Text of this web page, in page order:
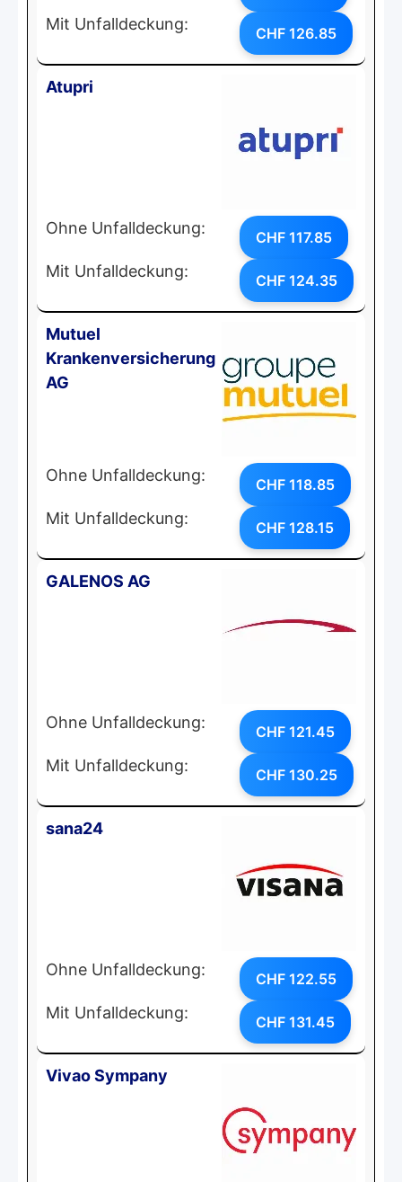
Mit Unfalldeckung: CHF 126.85
Atupri
Ohne Unfalldeckung: CHF 117.85
Mit Unfalldeckung: CHF 124.35
Mutuel
Krankenversicherung
AG
Ohne Unfalldeckung: CHF 118.85
Mit Unfalldeckung: CHF 128.15
GALENOS AG
Ohne Unfalldeckung: CHF 121.45
Mit Unfalldeckung: CHF 130.25
sana24
Ohne Unfalldeckung: CHF 122.55
Mit Unfalldeckung: CHF 131.45
Vivao Sympany